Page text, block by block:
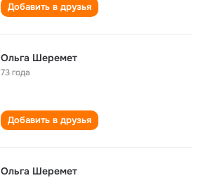
Добавить в друзья
Ольга Шеремет
73 года
Добавить в друзья
Ольга Шеремет